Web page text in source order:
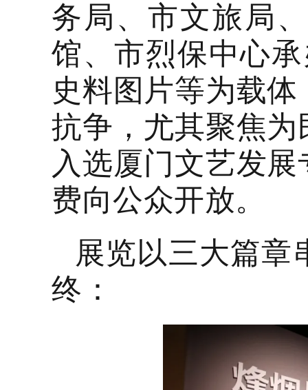
务局、市文旅局
馆、市烈保中心
史料图片等为载
抗争，尤其聚焦
入选厦门文艺发
费向公众开放。
展览以三大篇章
终：